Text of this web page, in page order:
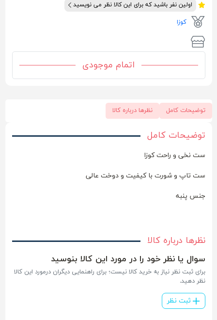
اولین نفر باشید که برای این کالا نظر می نویسید
کوزا
اتمام موجودی
توضیحات کامل نظرها درباره کالا
توضیحات کامل
ست نخی و راحت کوزا
ست تاپ و شورت با کیفیت و دوخت عالی
جنس پنبه
نظرها درباره کالا
سوال یا نظر خود را در مورد این کالا بنوسید
برای ثبت نظر نیاز به خرید کالا نیست؛ برای راهنمایی دیگران درمورد این کالا
نظر دهید.
ثبت نظر